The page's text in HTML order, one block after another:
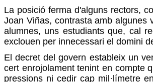
La posició ferma d'alguns rectors,
Joan Viñas, contrasta amb algunes
alumnes, uns estudiants que, cal
exclouen per innecessari el domini
El decret del govern estableix un
cert enrojolament tenint en compte
pressions ni cedir cap mil·límetre